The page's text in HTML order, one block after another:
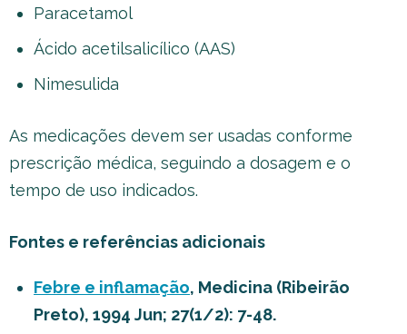
Paracetamol
Ácido acetilsalicílico (AAS)
Nimesulida
As medicações devem ser usadas conforme
prescrição médica, seguindo a dosagem e o
tempo de uso indicados.
Fontes e referências adicionais
Febre e inflamação, Medicina (Ribeirão
Preto), 1994 Jun; 27(1/2): 7-48.